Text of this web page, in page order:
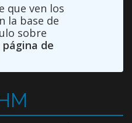
que ven los
la base de
sobre
de